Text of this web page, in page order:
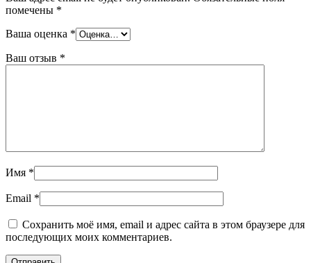
помечены *
Ваша оценка *
Ваш отзыв *
Имя *
Email *
Сохранить моё имя, email и адрес сайта в этом браузере для
последующих моих комментариев.